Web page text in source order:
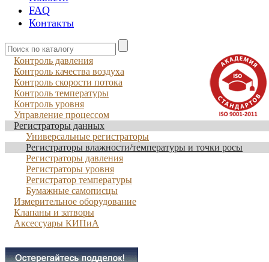
FAQ
Контакты
Контроль давления
Контроль качества воздуха
Контроль скорости потока
Контроль температуры
Контроль уровня
Управление процессом
Регистраторы данных
Универсальные регистраторы
Регистраторы влажности/температуры и точки росы
Регистраторы давления
Регистраторы уровня
Регистратор температуры
Бумажные самописцы
Измерительное оборудование
Клапаны и затворы
Аксессуары КИПиА